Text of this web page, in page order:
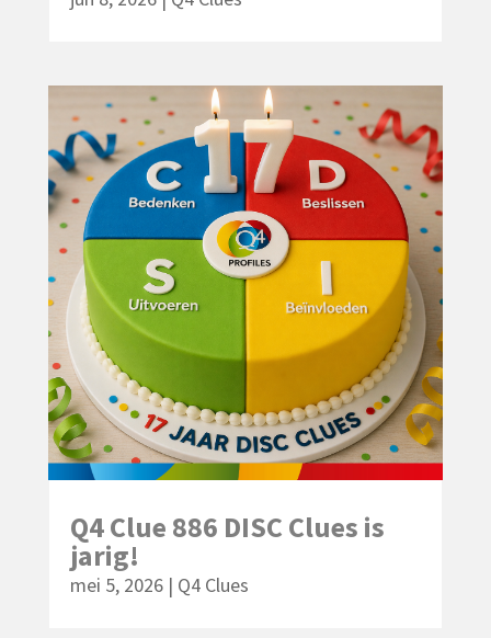
Q4 Clue 886 DISC Clues is
jarig!
mei 5, 2026| Q4 Clues